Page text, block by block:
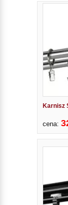
Karnisz
cena: